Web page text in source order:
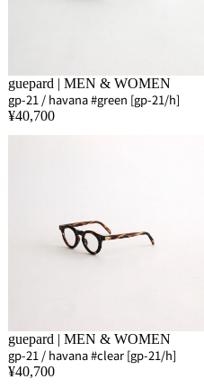
guepard | MEN & WOMEN
gp-21 / havana #green [gp-21/h]
¥40,700
guepard | MEN & WOMEN
gp-21 / havana #clear [gp-21/h]
¥40,700